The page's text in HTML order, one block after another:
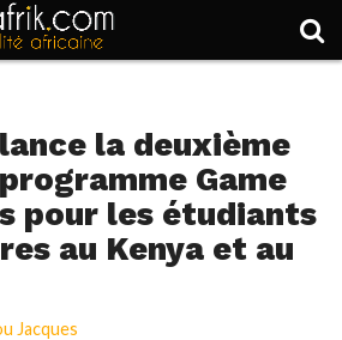
la deuxième
Game
pour les étudiants
au Kenya et au
Jacques